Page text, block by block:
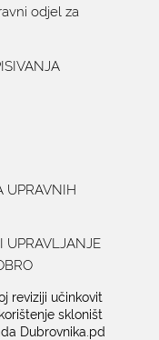
odjel za
UPRAVNIH
UPRAVLJANJE
reviziji učinkovit
skloništ
Dubrovnika.pd